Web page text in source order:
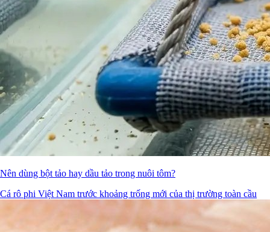
Nên dùng bột tảo hay dầu tảo trong nuôi tôm?
Cá rô phi Việt Nam trước khoảng trống mới của thị trường toàn cầu